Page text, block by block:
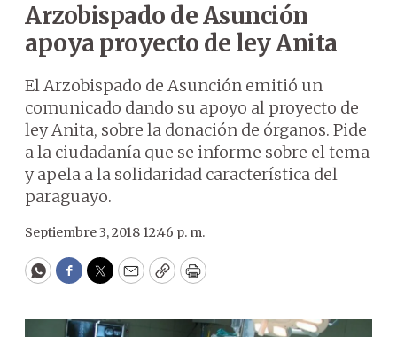
Arzobispado de Asunción
apoya proyecto de ley Anita
El Arzobispado de Asunción emitió un
comunicado dando su apoyo al proyecto de
ley Anita, sobre la donación de órganos. Pide
a la ciudadanía que se informe sobre el tema
y apela a la solidaridad característica del
paraguayo.
Septiembre 3, 2018 12:46 p. m.
WhatsApp
Facebook
Twitter
EmailCopyPrint